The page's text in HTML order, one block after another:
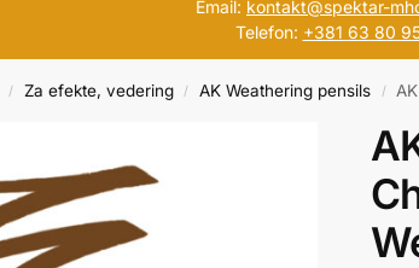
Email: kontakt@spektar-
Telefon: +381 63 80
/ Za efekte, vedering / AK Weathering pensils /